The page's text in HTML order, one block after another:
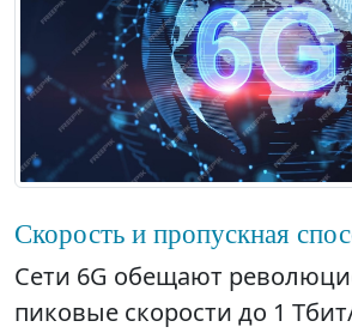
Скорость и пропускная
Сети 6G обещают
пиковые скорости до 1